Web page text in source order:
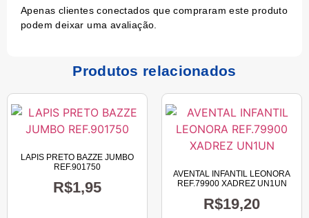
Apenas clientes conectados que compraram este produto
podem deixar uma avaliação.
Produtos relacionados
LAPIS PRETO BAZZE JUMBO
REF.901750
R$1,95
AVENTAL INFANTIL LEONORA
REF.79900 XADREZ UN1UN
R$19,20